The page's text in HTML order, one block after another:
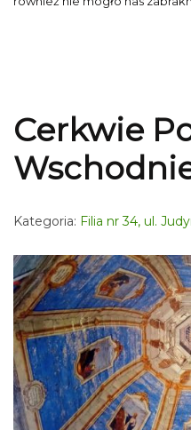
Cerkwie
Kategoria: Filia nr 34, ul.